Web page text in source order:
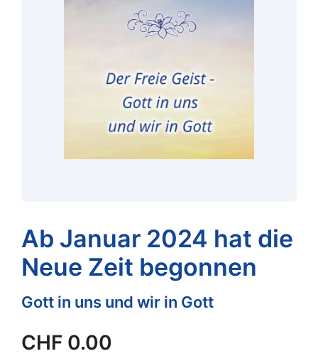
Ab Januar 2024 hat die
Neue Zeit begonnen
Gott in uns und wir in Gott
CHF 0.00